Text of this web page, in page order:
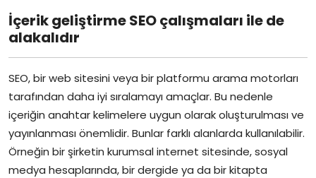
İçerik geliştirme SEO çalışmaları ile de
alakalıdır
SEO, bir web sitesini veya bir platformu arama motorları
tarafından daha iyi sıralamayı amaçlar. Bu nedenle
içeriğin anahtar kelimelere uygun olarak oluşturulması ve
yayınlanması önemlidir. Bunlar farklı alanlarda kullanılabilir.
Örneğin bir şirketin kurumsal internet sitesinde, sosyal
medya hesaplarında, bir dergide ya da bir kitapta